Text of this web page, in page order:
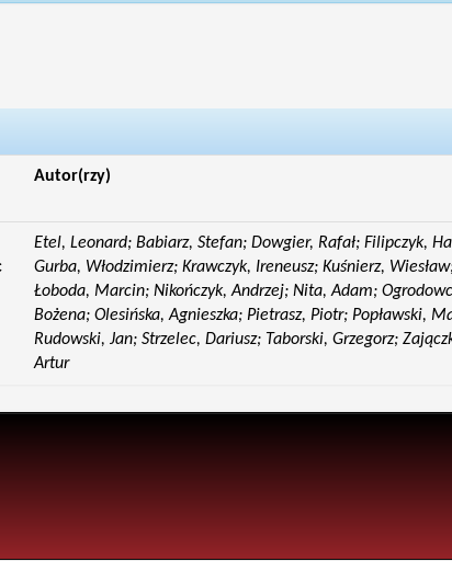
Autor(rzy)
Etel, Leonard; Babiarz, Stefan; Dowgier, Rafał; Filipczyk,
Gurba, Włodzimierz; Krawczyk, Ireneusz; Kuśnierz,
Łoboda, Marcin; Nikończyk, Andrzej; Nita, Adam;
Bożena; Olesińska, Agnieszka; Pietrasz, Piotr; Popławski,
Rudowski, Jan; Strzelec, Dariusz; Taborski, Grzegorz;
Artur